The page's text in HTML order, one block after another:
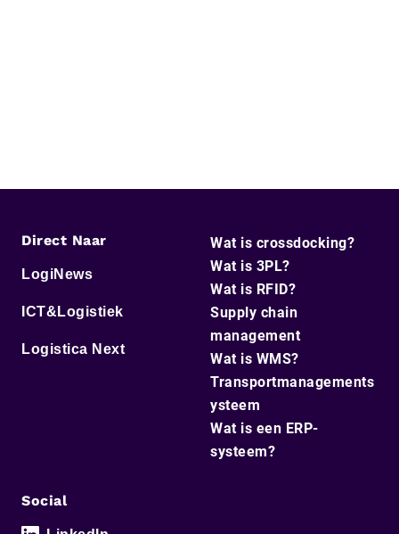
Direct Naar
LogiNews
ICT&Logistiek
Logistica Next
Wat is crossdocking?
Wat is 3PL?
Wat is RFID?
Supply chain
management
Wat is WMS?
Transportmanagements
ysteem
Wat is een ERP-
systeem?
Social